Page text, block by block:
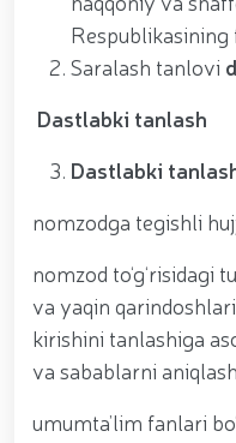
devoni hududida
“O‘zbekiston
muhofaza qilish
yig‘ilishini
tanishdi / / Moliya,
asosida yanada
kiritilgan
vositalari olib
markazida
nufuzli
jarayonlari davom
belgilab bergan
o‘tkazildi / / Milliy
voleybol
universiteti
xususiyatlari”
uchuvchisiz
o‘qilishi vaqtida
Respublikasining
Saralash tanlovi
Dastlabki tanlash
Dastlabki
nomzodga tegishli
nomzod
va yaqin
kirishini tanlashiga
va sabablarni
umumta’lim fanlari